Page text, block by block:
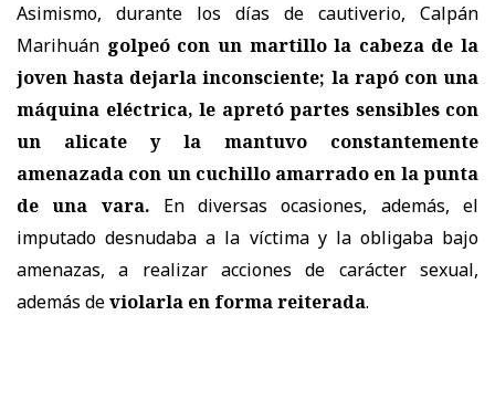
Asimismo, durante los días de cautiverio, Calpán
Marihuán golpeó con un martillo la cabeza de la
joven hasta dejarla inconsciente; la rapó con una
máquina eléctrica, le apretó partes sensibles con
un alicate y la mantuvo constantemente
amenazada con un cuchillo amarrado en la punta
de una vara. En diversas ocasiones, además, el
imputado desnudaba a la víctima y la obligaba bajo
amenazas, a realizar acciones de carácter sexual,
además deviolarla en forma reiterada.